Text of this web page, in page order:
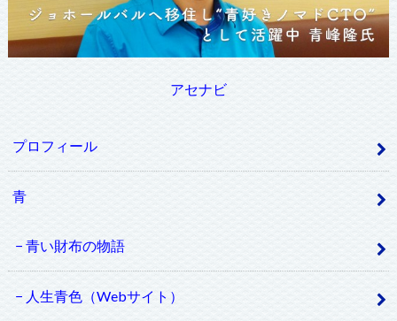
アセナビ
プロフィール
青
青い財布の物語
人生青色（Webサイト）